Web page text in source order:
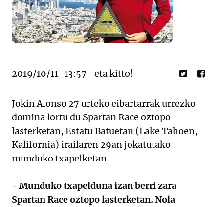
2019/10/11 13:57 eta kitto!
Jokin Alonso 27 urteko eibartarrak urrezko
domina lortu du Spartan Race oztopo
lasterketan, Estatu Batuetan (Lake Tahoen,
Kalifornia) irailaren 29an jokatutako
munduko txapelketan.
- Munduko txapelduna izan berri zara
Spartan Race oztopo lasterketan. Nola